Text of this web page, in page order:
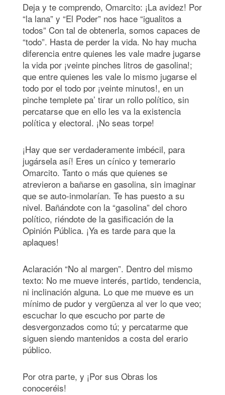
Deja y te comprendo, Omarcito: ¡La avidez! Por
“la lana” y “El Poder” nos hace “igualitos a
todos” Con tal de obtenerla, somos capaces de
“todo”. Hasta de perder la vida. No hay mucha
diferencia entre quienes les vale madre jugarse
la vida por ¡veinte pinches litros de gasolina!;
que entre quienes les vale lo mismo jugarse el
todo por el todo por ¡veinte minutos!, en un
pinche templete pa’ tirar un rollo político, sin
percatarse que en ello les va la existencia
política y electoral. ¡No seas torpe!
¡Hay que ser verdaderamente imbécil, para
jugársela así! Eres un cínico y temerario
Omarcito. Tanto o más que quienes se
atrevieron a bañarse en gasolina, sin imaginar
que se auto-inmolarían. Te has puesto a su
nivel. Bañándote con la “gasolina” del choro
político, riéndote de la gasificación de la
Opinión Pública. ¡Ya es tarde para que la
aplaques!
Aclaración “No al margen”. Dentro del mismo
texto: No me mueve interés, partido, tendencia,
ni inclinación alguna. Lo que me mueve es un
mínimo de pudor y vergüenza al ver lo que veo;
escuchar lo que escucho por parte de
desvergonzados como tú; y percatarme que
siguen siendo mantenidos a costa del erario
público.
Por otra parte, y ¡Por sus Obras los
conoceréis!